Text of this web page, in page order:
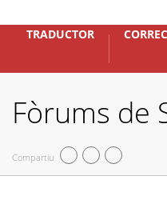
TRADUCTOR
Fòrums de
Compartiu